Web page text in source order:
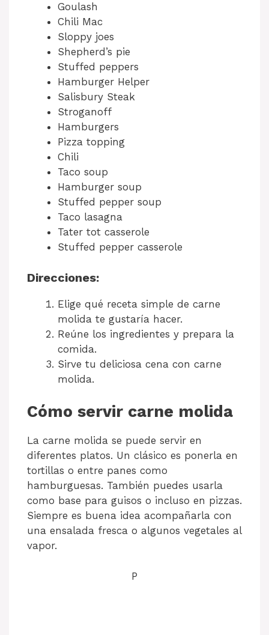
Goulash
Chili Mac
Sloppy joes
Shepherd’s pie
Stuffed peppers
Hamburger Helper
Salisbury Steak
Stroganoff
Hamburgers
Pizza topping
Chili
Taco soup
Hamburger soup
Stuffed pepper soup
Taco lasagna
Tater tot casserole
Stuffed pepper casserole
Direcciones:
Elige qué receta simple de carne
molida te gustaría hacer.
Reúne los ingredientes y prepara la
comida.
Sirve tu deliciosa cena con carne
molida.
Cómo servir carne molida
La carne molida se puede servir en
diferentes platos. Un clásico es ponerla en
tortillas o entre panes como
hamburguesas. También puedes usarla
como base para guisos o incluso en pizzas.
Siempre es buena idea acompañarla con
una ensalada fresca o algunos vegetales al
vapor.
P